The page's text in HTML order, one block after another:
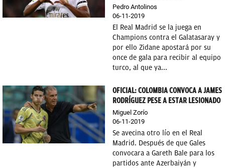
Pedro Antolinos
06-11-2019
El Real Madrid se la juega en
Champions contra el Galatasaray y
por ello Zidane apostará por su
once de gala para recibir al equipo
turco, al que ya...
OFICIAL: COLOMBIA CONVOCA A JAMES
RODRÍGUEZ PESE A ESTAR LESIONADO
Miguel Zorío
06-11-2019
Se avecina otro lío en el Real
Madrid. Después de que Gales
convocara a Gareth Bale para los
partidos ante Azerbaiyán y